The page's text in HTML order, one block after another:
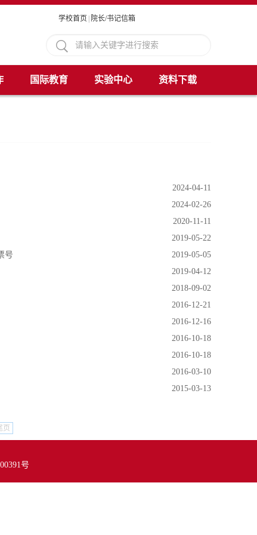
学校首页 院长/书记信箱
国际教育 实验中心 资料下载
2024-04-11
2024-02-26
2020-11-11
2019-05-22
2019-05-05
号
2019-04-12
2018-09-02
2016-12-21
2016-12-16
2016-10-18
2016-10-18
2016-03-10
2015-03-13
页
号